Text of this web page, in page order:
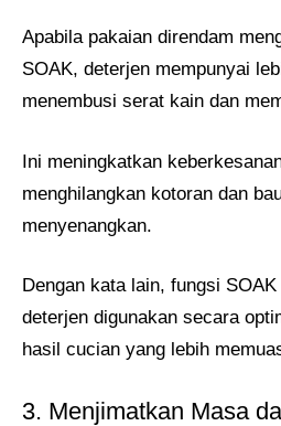
Apabila pakaian direndam
SOAK, deterjen mempunyai
menembusi serat kain dan
Ini meningkatkan
menghilangkan kotoran dan
menyenangkan.
Dengan kata lain, fungsi
deterjen digunakan secara
hasil cucian yang lebih
3. Menjimatkan Masa